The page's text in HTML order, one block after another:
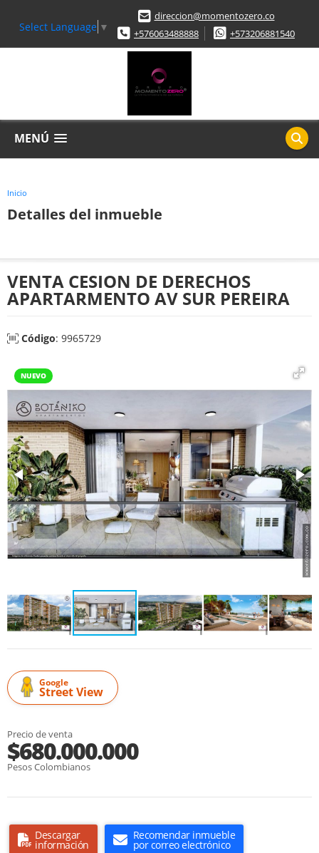
Select Language ▼
direccion@momentozero.co
+576063488888
+573206881540
MENÚ
Inicio
Detalles del inmueble
VENTA CESION DE DERECHOS
APARTARMENTO AV SUR PEREIRA
Código: 9965729
NUEVO
Google
Street View
Precio de venta
$680.000.000
Pesos Colombianos
Descargar
información
Recomendar inmueble
por correo electrónico